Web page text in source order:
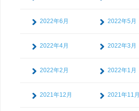
2022年6月 2022年5月
2022年4月 2022年3月
2022年2月 2022年1月
2021年12月 2021年11月